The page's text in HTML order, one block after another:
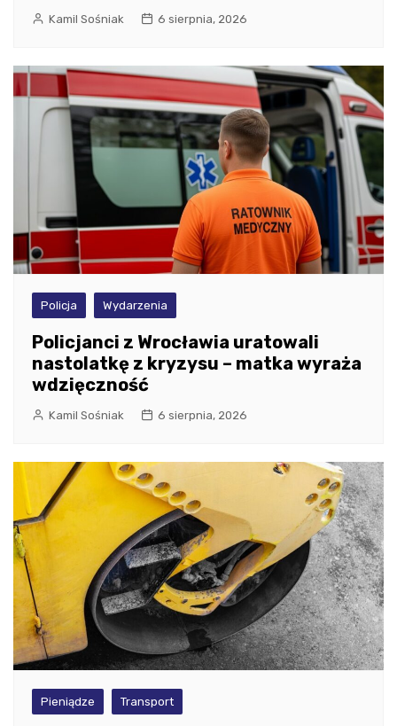
Kamil Sośniak 6 sierpnia, 2026
Policja Wydarzenia
Policjanci z Wrocławia uratowali
nastolatkę z kryzysu – matka wyraża
wdzięczność
Kamil Sośniak 6 sierpnia, 2026
Pieniądze Transport